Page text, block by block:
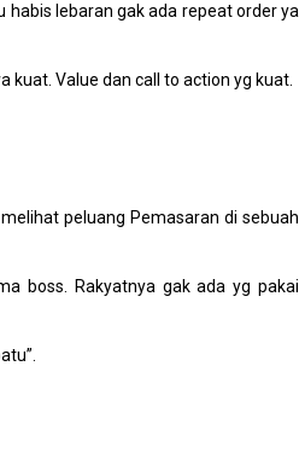
habis lebaran gak ada repeat order ya
kuat. Value dan call to action yg kuat.
peluang Pemasaran di sebuah
boss. Rakyatnya gak ada yg pakai